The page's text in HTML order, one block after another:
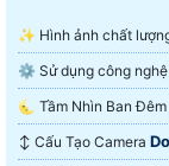
✨ Hình ảnh chất
↕️ Cấu Tạo Camera